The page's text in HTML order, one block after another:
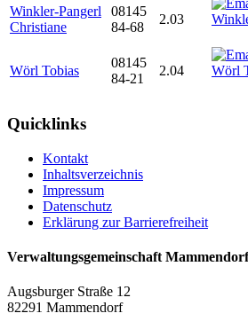
Winkler-Pangerl
Christiane
08145
84-68
2.03
Wörl Tobias
08145
84-21
2.04
Quicklinks
Kontakt
Inhaltsverzeichnis
Impressum
Datenschutz
Erklärung zur Barrierefreiheit
Verwaltungsgemeinschaft Mammendorf
Augsburger Straße 12
82291 Mammendorf